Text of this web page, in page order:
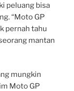
peluang bisa
“Moto GP
pernah tahu
mantan
mungkin
Moto GP